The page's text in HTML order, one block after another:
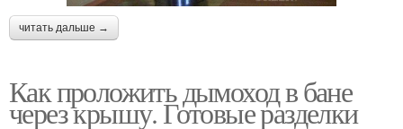
читать дальше →
Как проложить дымоход в бане
через крышу. Готовые разделки